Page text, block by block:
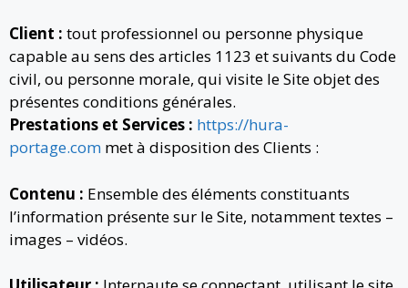
Client : tout professionnel ou personne physique
capable au sens des articles 1123 et suivants du Code
civil, ou personne morale, qui visite le Site objet des
présentes conditions générales.
Prestations et Services : https://hura-
portage.com met à disposition des Clients :
Contenu : Ensemble des éléments constituants
l’information présente sur le Site, notamment textes –
images – vidéos.